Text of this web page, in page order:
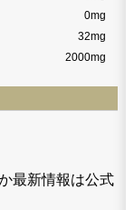
0mg
32mg
2000mg
最新情報は公式